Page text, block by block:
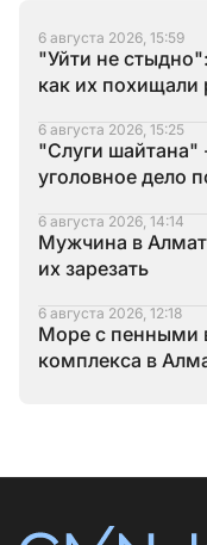
6 августа 2026, 15:59
"Уйти не
как их похищали
6 августа 2026, 15:25
"Слуги шайтана"
уголовное дело
6 августа 2026, 14:14
Мужчина в
их зарезать
6 августа 2026, 12:18
Море с пенными
комплекса в